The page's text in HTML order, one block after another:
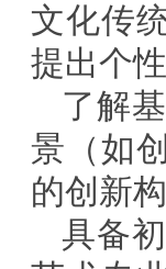
文化传
提出个
了解
景（如
的创新
具备